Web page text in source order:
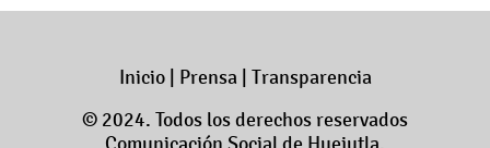
Inicio| Prensa
Transparencia
© 2024. Todos los derechos reservados